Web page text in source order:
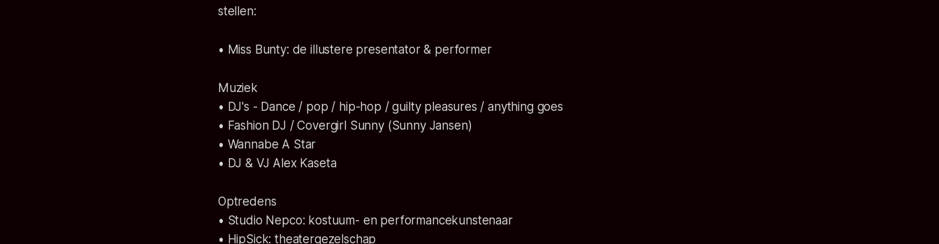
stellen:
• Miss Bunty: de illustere presentator & performer
Muziek
• DJ's - Dance / pop / hip-hop / guilty pleasures / anything goes
• Fashion DJ / Covergirl Sunny (Sunny Jansen)
• Wannabe A Star
• DJ & VJ Alex Kaseta
Optredens
• Studio Nepco: kostuum- en performancekunstenaar
• HipSick: theatergezelschap